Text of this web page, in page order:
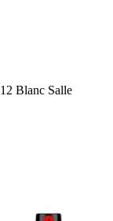
Blanc Salle